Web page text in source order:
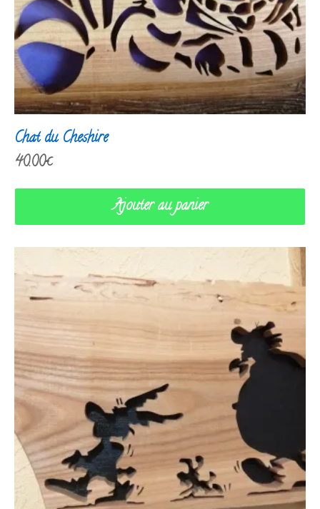
Chat du Cheshire
40.00€
Ajouter au panier